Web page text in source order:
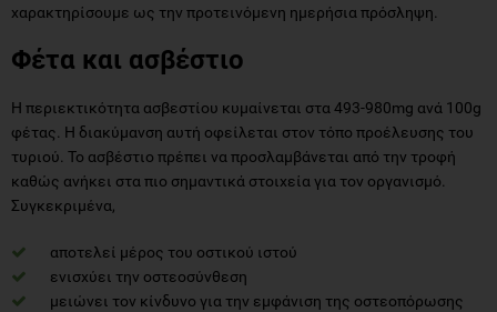
χαρακτηρίσουμε ως την προτεινόμενη ημερήσια πρόσληψη.
Φέτα και ασβέστιο
Η περιεκτικότητα ασβεστίου κυμαίνεται στα 493-980mg ανά 100g
φέτας. Η διακύμανση αυτή οφείλεται στον τόπο προέλευσης του
τυριού. Το ασβέστιο πρέπει να προσλαμβάνεται από την τροφή
καθώς ανήκει στα πιο σημαντικά στοιχεία για τον οργανισμό.
Συγκεκριμένα,
αποτελεί μέρος του οστικού ιστού
ενισχύει την οστεοσύνθεση
μειώνει τον κίνδυνο για την εμφάνιση της οστεοπόρωσης